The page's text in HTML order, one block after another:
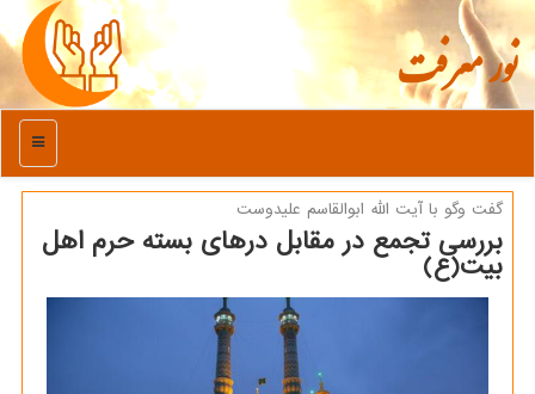
نور معرفت
منو
گفت وگو با آیت الله ابوالقاسم علیدوست
بررسی تجمع در مقابل درهای بسته حرم اهل
بیت(ع)